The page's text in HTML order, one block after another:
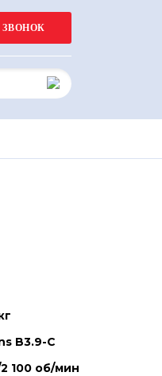
B3.9-C
100 об/мин